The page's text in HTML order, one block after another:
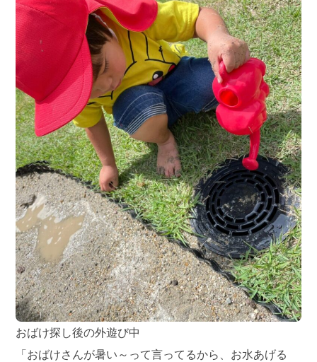
おばけ探し後の外遊び中
「おばけさんが暑い～って言ってるから、お水あげる